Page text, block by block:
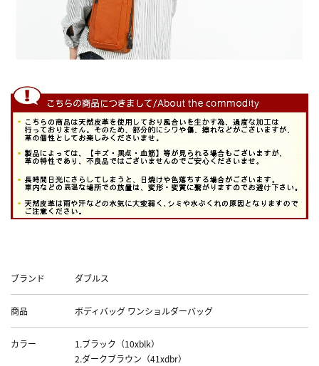
ブランド
ダブルス
商品 ボディバッグ ワンショルダーバッグ
カラー
1.ブラック（10xblk）
2.ダークブラウン（41xdbr）